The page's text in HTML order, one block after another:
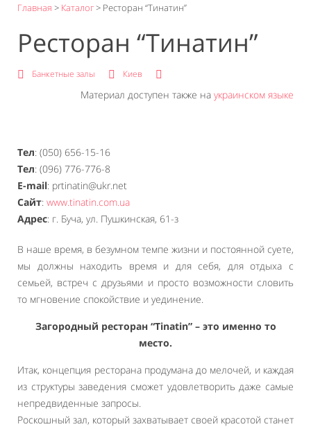
Главная > Каталог> Ресторан “Тинатин”
Ресторан “Тинатин”
Банкетные залы Киев
Материал доступен также на украинском языке
Тел: (050) 656-15-16
Тел: (096) 776-776-8
E-mail: prtinatin@ukr.net
Сайт: www.tinatin.com.ua
Адрес: г. Буча, ул. Пушкинская, 61-з
В наше время, в безумном темпе жизни и постоянной суете,
мы должны находить время и для себя, для отдыха с
семьей, встреч с друзьями и просто возможности словить
то мгновение спокойствие и уединение.
Загородный ресторан “Tinatin” – это именно то
место.
Итак, концепция ресторана продумана до мелочей, и каждая
из структуры заведения сможет удовлетворить даже самые
непредвиденные запросы.
Роскошный зал, который захватывает своей красотой станет